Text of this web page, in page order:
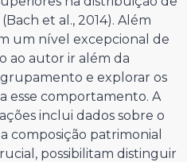
et al., 2014). Além
um nível excepcional de
ao autor ir além da
e explorar os
esse comportamento. A
inclui dados sobre o
composição patrimonial
possibilitam distinguir